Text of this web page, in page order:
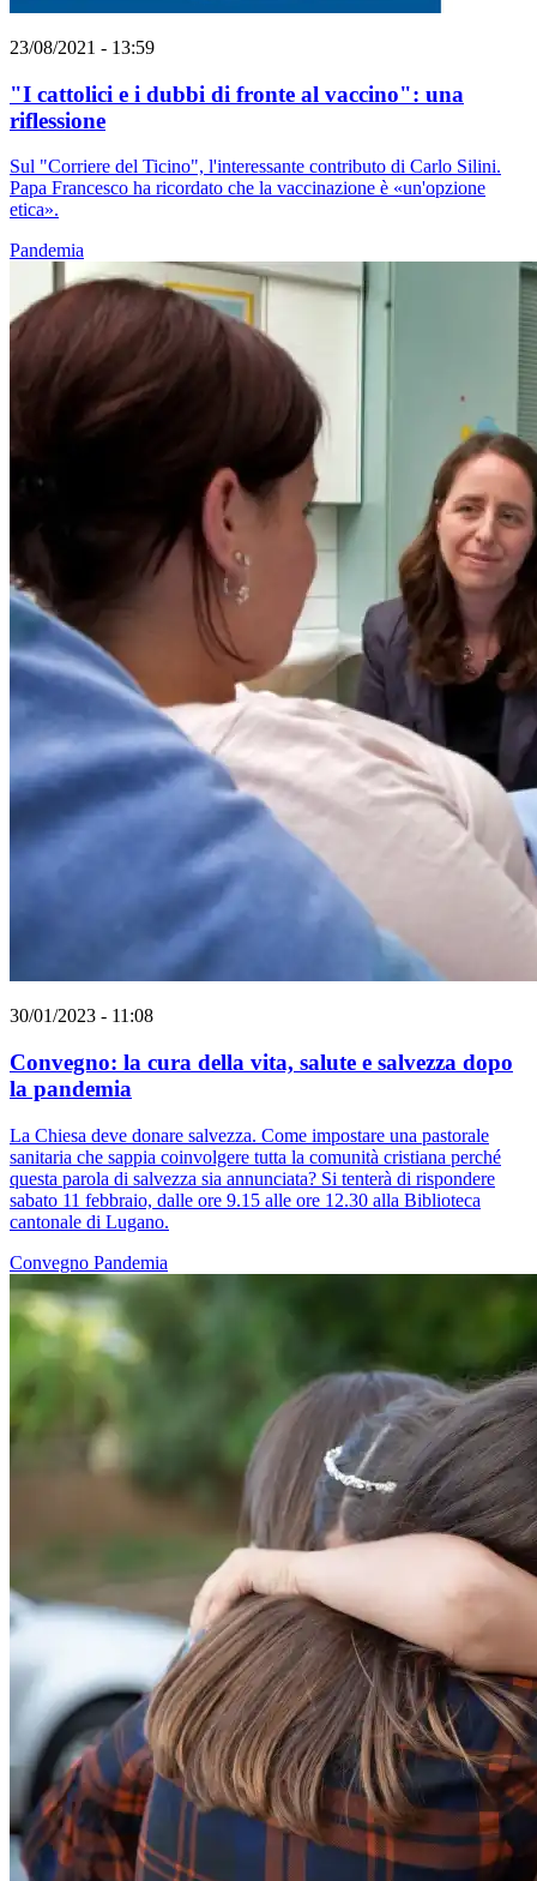
23/08/2021 - 13:59
"I cattolici e i dubbi di fronte al vaccino": una
riflessione
Sul "Corriere del Ticino", l'interessante contributo di Carlo Silini.
Papa Francesco ha ricordato che la vaccinazione è «un'opzione
etica».
Pandemia
30/01/2023 - 11:08
Convegno: la cura della vita, salute e salvezza dopo
la pandemia
La Chiesa deve donare salvezza. Come impostare una pastorale
sanitaria che sappia coinvolgere tutta la comunità cristiana perché
questa parola di salvezza sia annunciata? Si tenterà di rispondere
sabato 11 febbraio, dalle ore 9.15 alle ore 12.30 alla Biblioteca
cantonale di Lugano.
Convegno Pandemia